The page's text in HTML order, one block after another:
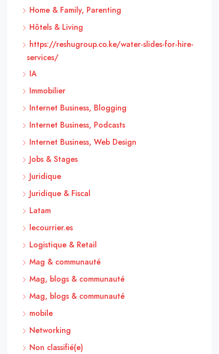
Home & Family, Parenting
Hôtels & Living
https://reshugroup.co.ke/water-slides-for-hire-
services/
IA
Immobilier
Internet Business, Blogging
Internet Business, Podcasts
Internet Business, Web Design
Jobs & Stages
Juridique
Juridique & Fiscal
Latam
lecourrier.es
Logistique & Retail
Mag & communauté
Mag, blogs & communauté
Mag, blogs & communauté
mobile
Networking
Non classifié(e)